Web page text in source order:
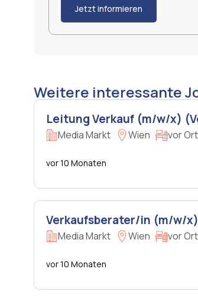
Jetzt informieren
Weitere interessante
Leitung Verkauf (m/w/x)
Media Markt Wien vor Ort
vor 10 Monaten
Verkaufsberater/in (m/w/
Media Markt Wien vor Ort
vor 10 Monaten